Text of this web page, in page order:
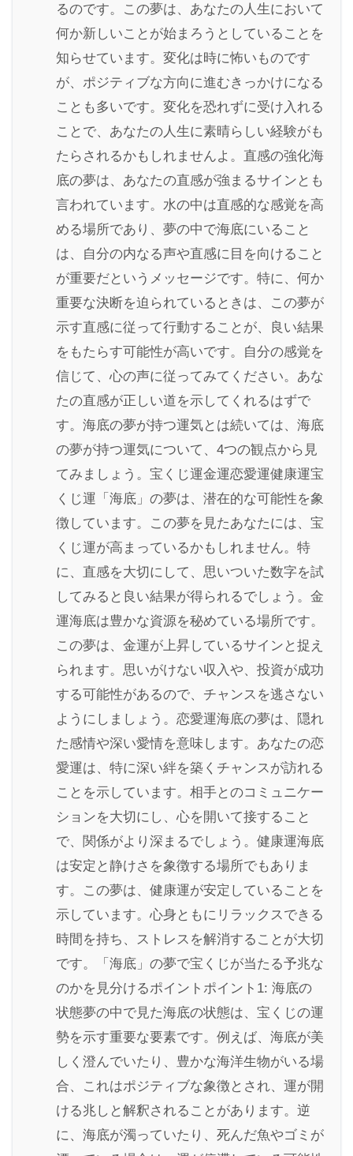
るのです。この夢は、あなたの人生において
何か新しいことが始まろうとしていることを
知らせています。変化は時に怖いものです
が、ポジティブな方向に進むきっかけになる
ことも多いです。変化を恐れずに受け入れる
ことで、あなたの人生に素晴らしい経験がも
たらされるかもしれませんよ。直感の強化海
底の夢は、あなたの直感が強まるサインとも
言われています。水の中は直感的な感覚を高
める場所であり、夢の中で海底にいること
は、自分の内なる声や直感に目を向けること
が重要だというメッセージです。特に、何か
重要な決断を迫られているときは、この夢が
示す直感に従って行動することが、良い結果
をもたらす可能性が高いです。自分の感覚を
信じて、心の声に従ってみてください。あな
たの直感が正しい道を示してくれるはずで
す。海底の夢が持つ運気とは続いては、海底
の夢が持つ運気について、4つの観点から見
てみましょう。宝くじ運金運恋愛運健康運宝
くじ運「海底」の夢は、潜在的な可能性を象
徴しています。この夢を見たあなたには、宝
くじ運が高まっているかもしれません。特
に、直感を大切にして、思いついた数字を試
してみると良い結果が得られるでしょう。金
運海底は豊かな資源を秘めている場所です。
この夢は、金運が上昇しているサインと捉え
られます。思いがけない収入や、投資が成功
する可能性があるので、チャンスを逃さない
ようにしましょう。恋愛運海底の夢は、隠れ
た感情や深い愛情を意味します。あなたの恋
愛運は、特に深い絆を築くチャンスが訪れる
ことを示しています。相手とのコミュニケー
ションを大切にし、心を開いて接すること
で、関係がより深まるでしょう。健康運海底
は安定と静けさを象徴する場所でもありま
す。この夢は、健康運が安定していることを
示しています。心身ともにリラックスできる
時間を持ち、ストレスを解消することが大切
です。「海底」の夢で宝くじが当たる予兆な
のかを見分けるポイントポイント1: 海底の
状態夢の中で見た海底の状態は、宝くじの運
勢を示す重要な要素です。例えば、海底が美
しく澄んでいたり、豊かな海洋生物がいる場
合、これはポジティブな象徴とされ、運が開
ける兆しと解釈されることがあります。逆
に、海底が濁っていたり、死んだ魚やゴミが